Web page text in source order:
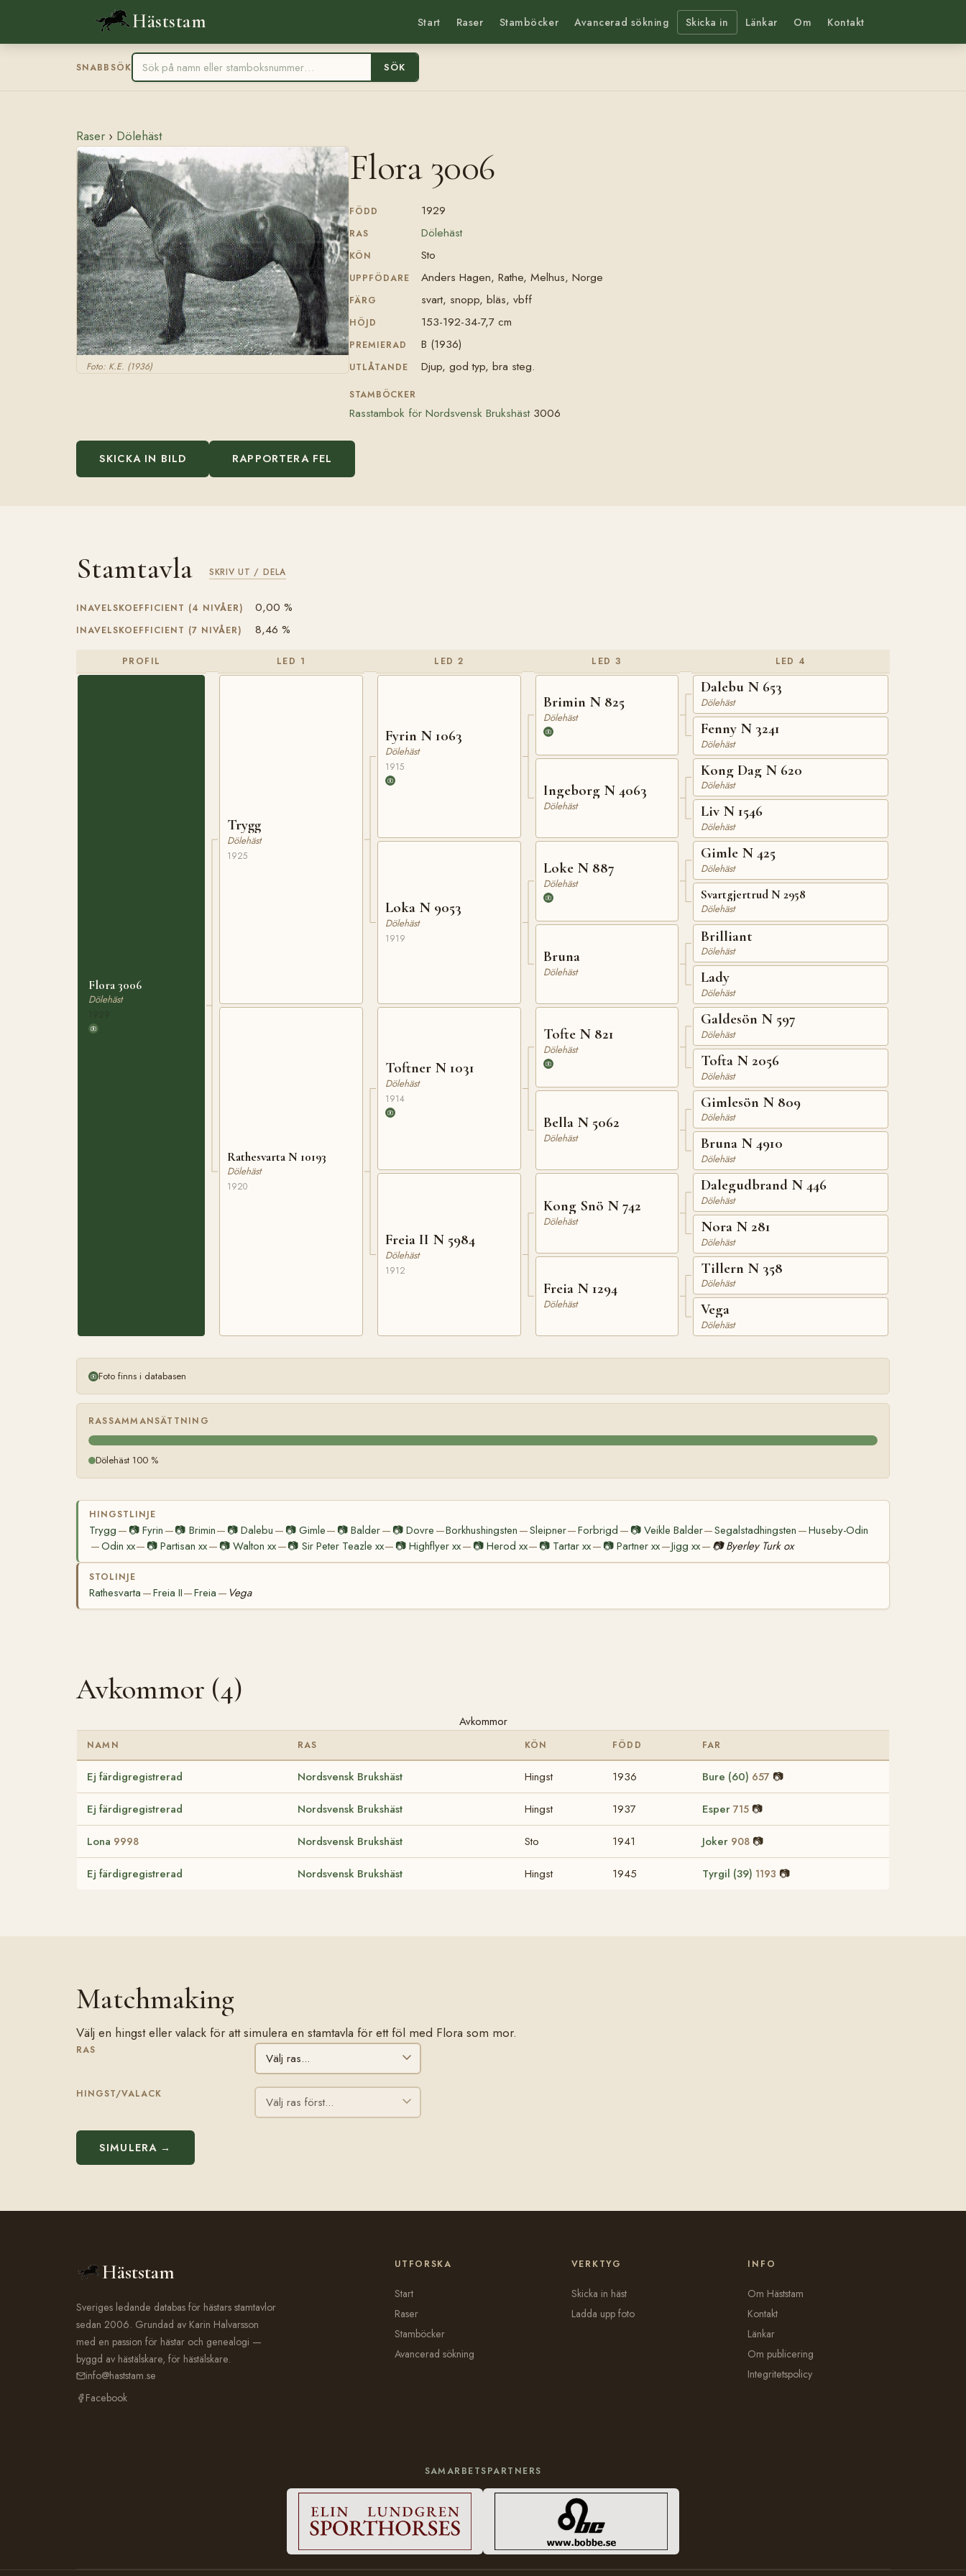
Häststam Start Raser Stamböcker Avancerad sökning Skicka in Länkar Om Kontakt
SNABBSÖK SÖK
Raser › Dölehäst
Foto: K.E. (1936)
Flora 3006
FÖDD 1929
RAS Dölehäst
KÖN Sto
UPPFÖDARE Anders Hagen, Rathe, Melhus, Norge
FÄRG svart, snopp, bläs, vbff
HÖJD 153-192-34-7,7 cm
PREMIERAD B (1936)
UTLÅTANDE Djup, god typ, bra steg.
STAMBÖCKER
Rasstambok för Nordsvensk Brukshäst3006
SKICKA IN BILD RAPPORTERA FEL
Stamtavla SKRIV UT / DELA
INAVELSKOEFFICIENT (4 NIVÅER) 0,00 %
INAVELSKOEFFICIENT (7 NIVÅER) 8,46 %
PROFIL
Flora 3006
Dölehäst
LED 1
Trygg
Dölehäst
1925
Rathesvarta N 10193
Dölehäst
1920
LED 2
Fyrin N 1063
Dölehäst
1915
Loka N 9053
Dölehäst
1919
Toftner N 1031
Dölehäst
1914
Freia II N 5984
Dölehäst
1912
LED 3
Brimin N 825
Dölehäst
Ingeborg N 4063
Dölehäst
Loke N 887
Dölehäst
Bruna
Dölehäst
Tofte N 821
Dölehäst
Bella N 5062
Dölehäst
Kong Snö N 742
Dölehäst
Freia N 1294
Dölehäst
LED 4
Dalebu N 653
Dölehäst
Fenny N 3241
Dölehäst
Kong Dag N 620
Dölehäst
Liv N 1546
Dölehäst
Gimle N 425
Dölehäst
Svartgjertrud N 2958
Dölehäst
Brilliant
Dölehäst
Lady
Dölehäst
Galdesön N 597
Dölehäst
Tofta N 2056
Dölehäst
Gimlesön N 809
Dölehäst
Bruna N 4910
Dölehäst
Dalegudbrand N 446
Dölehäst
Nora N 281
Dölehäst
Tillern N 358
Dölehäst
Vega
Dölehäst
Foto finns i databasen
RASSAMMANSÄTTNING
Dölehäst 100 %
HINGSTLINJE
Trygg — 📷Fyrin —📷 Brimin— 📷Dalebu — 📷 Gimle— 📷 Balder— 📷Dovre —Borkhushingsten —Sleipner—Forbrigd — 📷 Veikle Balder—Segalstadhingsten —Huseby-Odin
—Odin xx— 📷Partisan xx— 📷Walton xx—📷 Sir Peter Teazle xx— 📷Highflyer xx— 📷 Herod xx— 📷 Tartar xx— 📷Partner xx—Jigg xx— 📷 Byerley Turk ox
STOLINJE
Rathesvarta —Freia II—Freia — Vega
Avkommor (4)
Avkommor
NAMN RAS KÖN FÖDD FAR
Ej färdigregistrerad Nordsvensk Brukshäst Hingst 1936 Bure (60) 657 📷
Ej färdigregistrerad Nordsvensk Brukshäst Hingst 1937 Esper 715 📷
Lona 9998 Nordsvensk Brukshäst Sto 1941 Joker 908 📷
Ej färdigregistrerad Nordsvensk Brukshäst Hingst 1945 Tyrgil (39) 1193 📷
Matchmaking
Välj en hingst eller valack för att simulera en stamtavla för ett föl med Flora som mor.
RAS
HINGST/VALACK
SIMULERA →
Häststam
Sveriges ledande databas för hästars stamtavlor
sedan 2006. Grundad av Karin Halvarsson
med en passion för hästar och genealogi —
byggd av hästälskare, för hästälskare.
info@haststam.se
Facebook
UTFORSKA
Start
Raser
Stamböcker
Avancerad sökning
VERKTYG
Skicka in häst
Ladda upp foto
INFO
Om Häststam
Kontakt
Länkar
Om publicering
Integritetspolicy
SAMARBETSPARTNERS